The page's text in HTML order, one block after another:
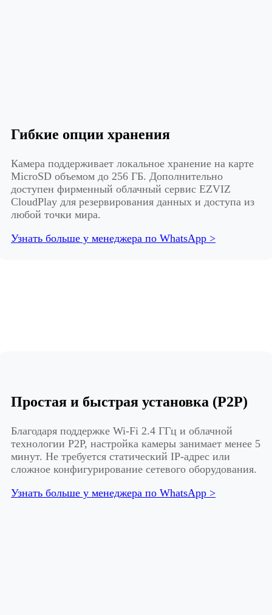
Гибкие опции хранения
Камера поддерживает локальное хранение на карте
MicroSD объемом до 256 ГБ. Дополнительно
доступен фирменный облачный сервис EZVIZ
CloudPlay для резервирования данных и доступа из
любой точки мира.
Узнать больше у менеджера по WhatsApp >
Простая и быстрая установка (P2P)
Благодаря поддержке Wi-Fi 2.4 ГГц и облачной
технологии P2P, настройка камеры занимает менее 5
минут. Не требуется статический IP-адрес или
сложное конфигурирование сетевого оборудования.
Узнать больше у менеджера по WhatsApp >